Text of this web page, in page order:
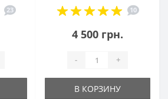
23 10
4 500 грн.
- +
В КОРЗИНУ